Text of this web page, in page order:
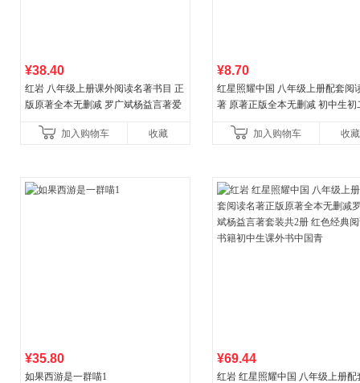
¥38.40
红岩 八年级上册课外阅读名著书目 正
版原著全本无删减 罗广斌杨益言著爱
国青年出版社加入购物车 收藏
¥8.70
红星照耀中国 八年级上册配套阅
著 原著正版全本无删减 初中生初
加入购物车
收藏
¥35.80
如果西游是一群喵1
¥69.44
红岩 红星照耀中国 八年级上册配